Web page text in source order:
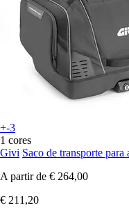
+-3
1 cores
Givi Saco de transporte
A partir de € 264,00
€ 211,20